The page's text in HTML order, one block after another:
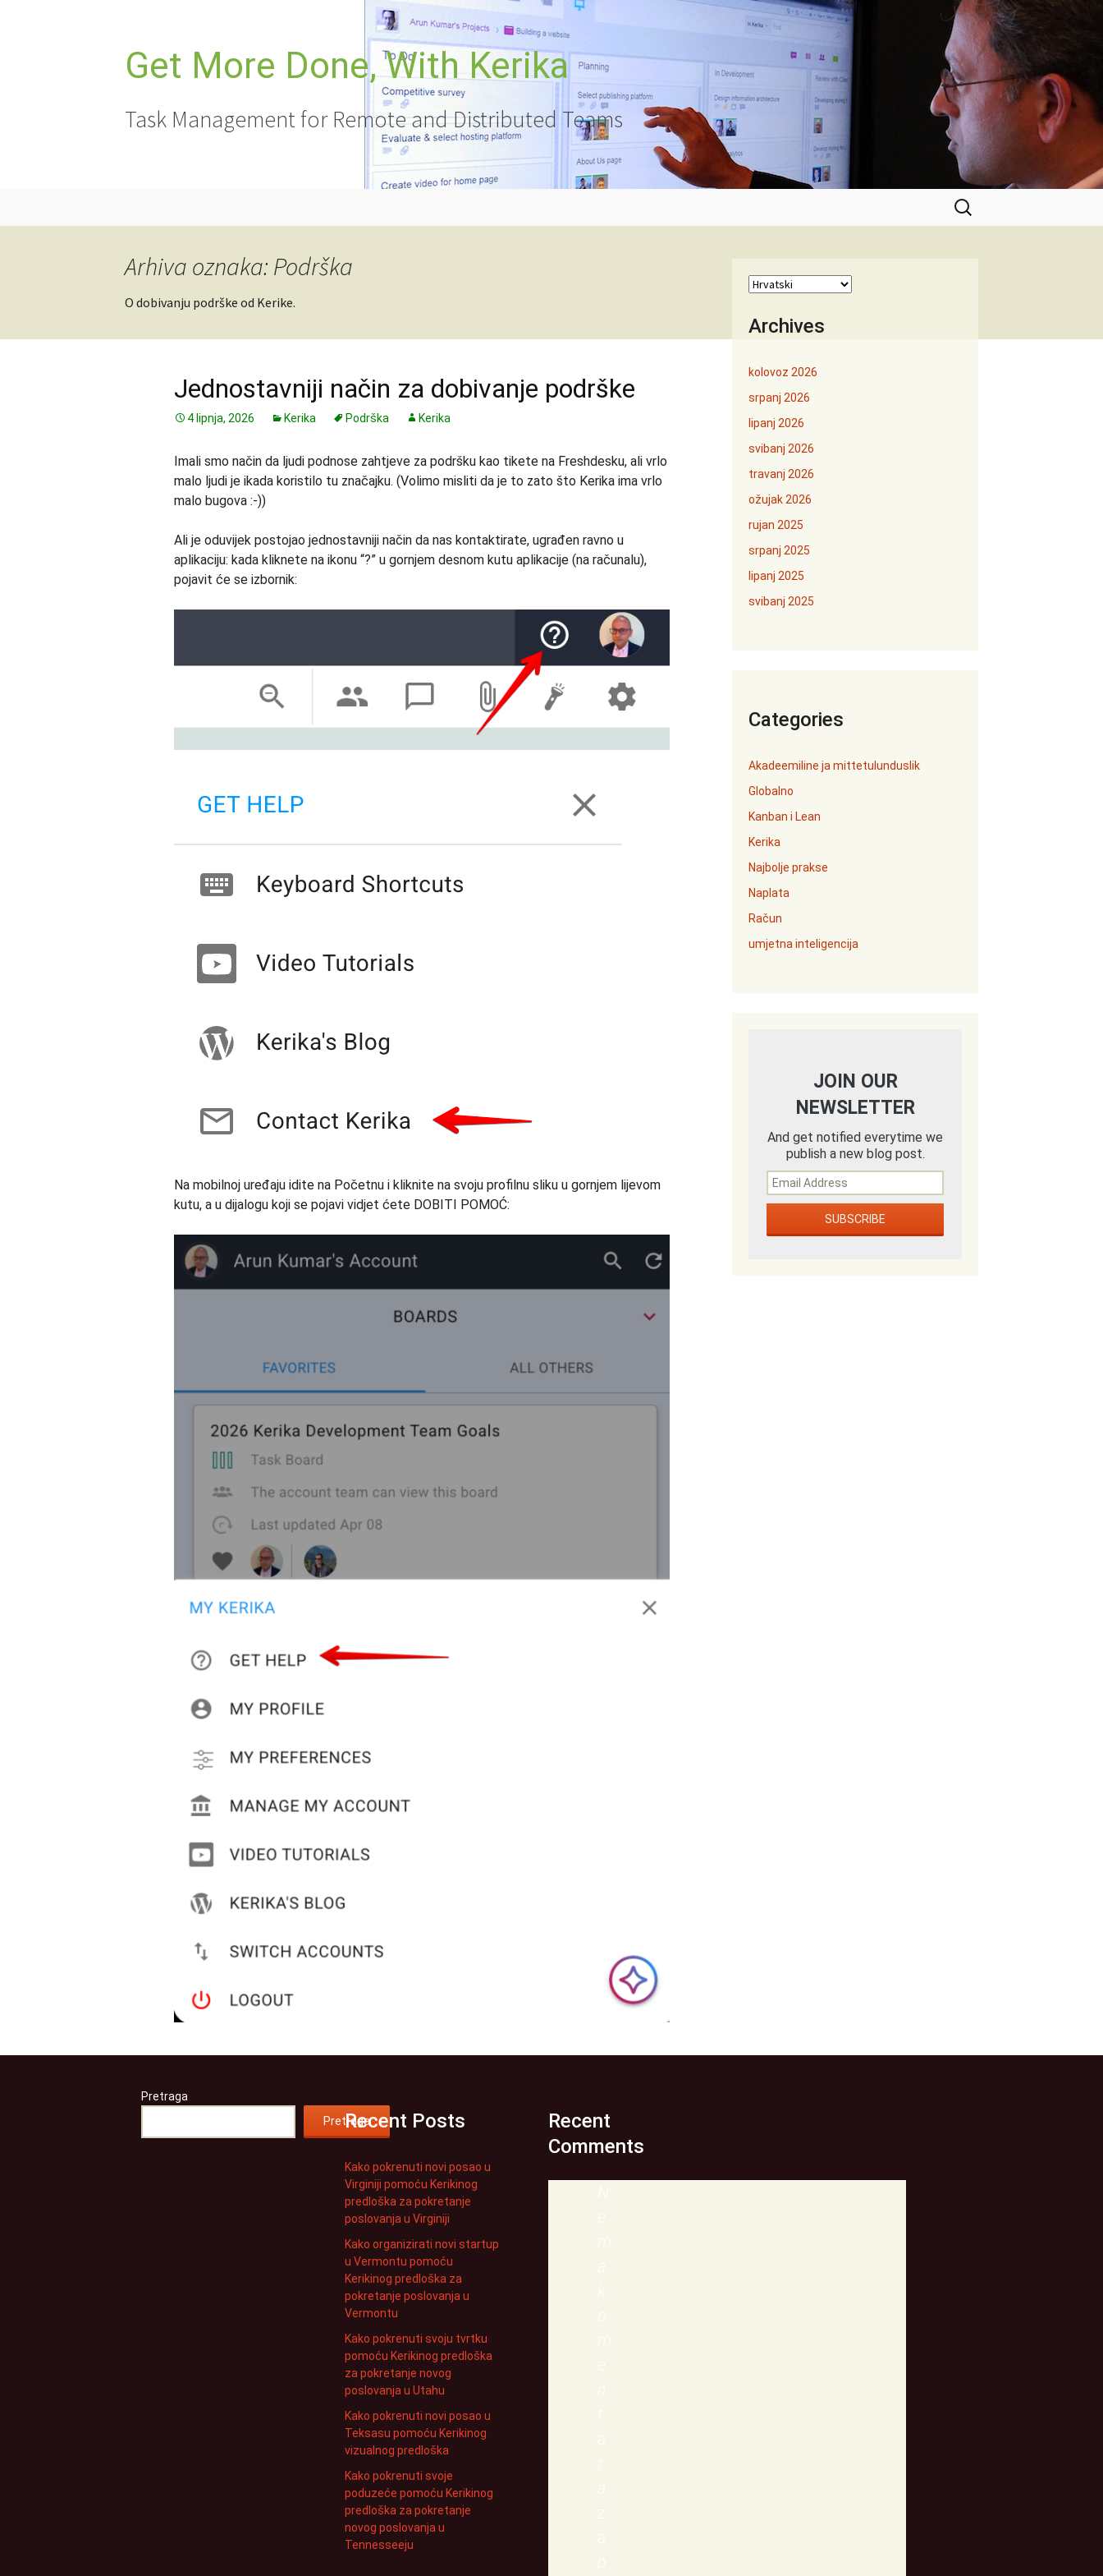
Get More Done, With Kerika
Task Management for Remote and Distributed Teams
Pretraži:
Arhiva oznaka: Podrška
O dobivanju podrške od Kerike.
Jednostavniji način za dobivanje podrške
4 lipnja, 2026 Kerika Podrška Kerika
Imali smo način da ljudi podnose zahtjeve za podršku kao tikete na Freshdesku, ali vrlo
malo ljudi je ikada koristilo tu značajku. (Volimo misliti da je to zato što Kerika ima vrlo
malo bugova :-))
Ali je oduvijek postojao jednostavniji način da nas kontaktirate, ugrađen ravno u
aplikaciju: kada kliknete na ikonu “?” u gornjem desnom kutu aplikacije (na računalu),
pojavit će se izbornik:
Na mobilnoj uređaju idite na Početnu i kliknite na svoju profilnu sliku u gornjem lijevom
kutu, a u dijalogu koji se pojavi vidjet ćete DOBITI POMOĆ:
Archives
kolovoz 2026
srpanj 2026
lipanj 2026
svibanj 2026
travanj 2026
ožujak 2026
rujan 2025
srpanj 2025
lipanj 2025
svibanj 2025
Categories
Akadeemiline ja mittetulunduslik
Globalno
Kanban i Lean
Kerika
Najbolje prakse
Naplata
Račun
umjetna inteligencija
JOIN OUR
NEWSLETTER
And get notified everytime we
publish a new blog post.
Pretraga
Pretraga
Recent Posts
Kako pokrenuti novi posao u
Virginiji pomoću Kerikinog
predloška za pokretanje
poslovanja u Virginiji
Kako organizirati novi startup
u Vermontu pomoću
Kerikinog predloška za
pokretanje poslovanja u
Vermontu
Kako pokrenuti svoju tvrtku
pomoću Kerikinog predloška
za pokretanje novog
poslovanja u Utahu
Kako pokrenuti novi posao u
Teksasu pomoću Kerikinog
vizualnog predloška
Kako pokrenuti svoje
poduzeće pomoću Kerikinog
predloška za pokretanje
novog poslovanja u
Tennesseeju
Recent
Comments
N
e
m
a
k
o
m
e
n
t
a
r
a
z
a
p